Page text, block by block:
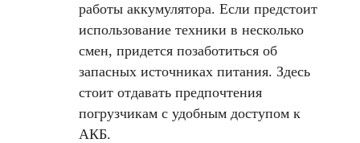
работы аккумулятора. Если предстоит
использование техники в несколько
смен, придется позаботиться об
запасных источниках питания. Здесь
стоит отдавать предпочтения
погрузчикам с удобным доступом к
АКБ.